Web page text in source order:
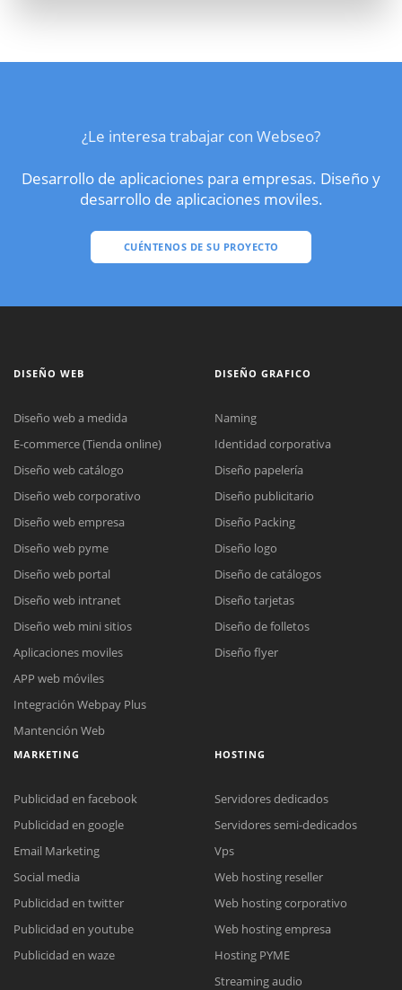
¿Le interesa trabajar con Webseo?
Desarrollo de aplicaciones para empresas. Diseño y
desarrollo de aplicaciones moviles.
CUÉNTENOS DE SU PROYECTO
Reunión online
Nuestros ejecutivos le enviarán un correo electrónico con el enlace a
Meet para la reunión online.
Cotización
Todos nuestros ejecutivos están fuera de línea. Complete el formulario
DISEÑO WEB
Diseño web a medida
E-commerce (Tienda online)
Diseño web catálogo
Diseño web corporativo
Diseño web empresa
Diseño web pyme
Diseño web portal
Diseño web intranet
Diseño web mini sitios
Aplicaciones moviles
APP web móviles
Integración Webpay Plus
Mantención Web
DISEÑO GRAFICO
Naming
Identidad corporativa
Diseño papelería
Diseño publicitario
Diseño Packing
Diseño logo
Diseño de catálogos
Diseño tarjetas
Diseño de folletos
Diseño flyer
MARKETING
Publicidad en facebook
Publicidad en google
Email Marketing
Social media
Publicidad en twitter
Publicidad en youtube
Publicidad en waze
HOSTING
Servidores dedicados
Servidores semi-dedicados
Vps
Web hosting reseller
Web hosting corporativo
Web hosting empresa
Hosting PYME
Streaming audio